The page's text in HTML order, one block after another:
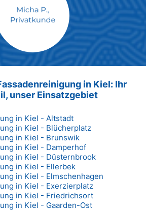
Max Mustermann
in Kiel: Ihr
unser Einsatzgebiet
in Kiel - Altstadt
in Kiel - Blücherplatz
in Kiel - Brunswik
in Kiel - Damperhof
in Kiel - Düsternbrook
in Kiel - Ellerbek
in Kiel - Elmschenhagen
in Kiel - Exerzierplatz
in Kiel - Friedrichsort
in Kiel - Gaarden-Ost